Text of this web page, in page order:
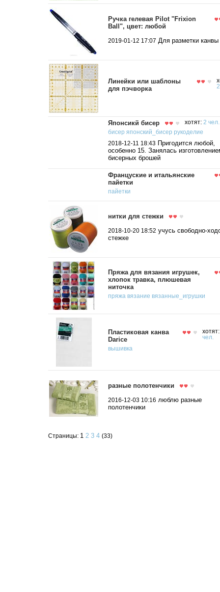
Ручка гелевая Pilot "Frixion
Ball", цвет: любой
2019-01-12 17:07 Для разметки канвы
Линейки или шаблоны
для пэчворка
Японсикй бисер хотят: 2 чел.
бисер японский_бисер рукоделие
2018-12-11 18:43 Пригодится любой,
особенно 15. Занялась
бисерных брошей
Француские и итальянские
пайетки
пайетки
нитки для стежки
2018-10-20 18:52 учусь свободно-
стежке
Пряжа для вязания игрушек,
хлопок травка, плюшевая
ниточка
пряжа вязание вязанные_игрушки
Пластиковая канва
Darice
чел.
вышивка
разные полотенчики
2016-12-03 10:16 люблю разные
полотенчики
Страницы: 1 2 3 4 (33)